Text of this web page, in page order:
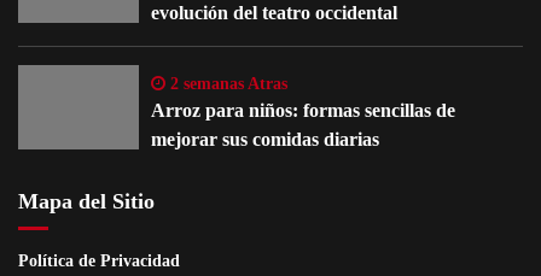
evolución del teatro occidental
2 semanas Atras
Arroz para niños: formas sencillas de
mejorar sus comidas diarias
Mapa del Sitio
Política de Privacidad